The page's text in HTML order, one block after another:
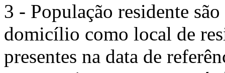
3 - População residente
domicílio como local de
presentes na data de